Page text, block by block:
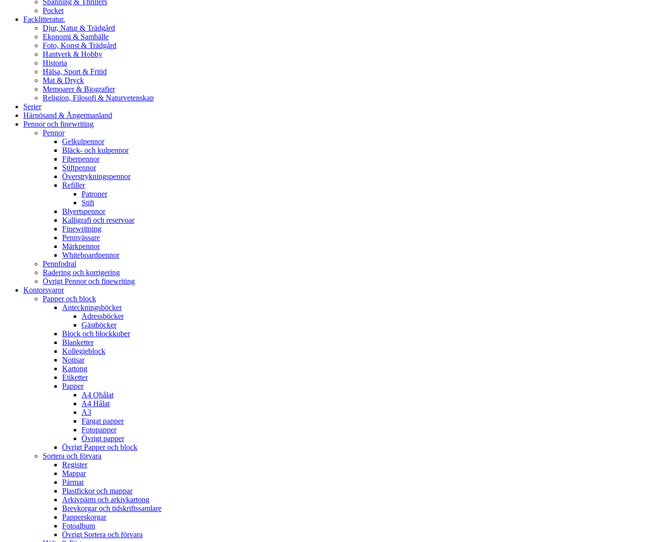
Spänning & Thrillers
Pocket
Facklitteratur.
Djur, Natur & Trädgård
Ekonomi & Samhälle
Foto, Konst & Trädgård
Hantverk & Hobby
Historia
Hälsa, Sport & Fritid
Mat & Dryck
Memoarer & Biografier
Religion, Filosofi & Naturvetenskap
Serier
Härnösand & Ångermanland
Pennor och finewriting
Pennor
Gelkulpennor
Bläck- och kulpennor
Fiberpennor
Stiftpennor
Överstrykningspennor
Refiller
Patroner
Stift
Blyertspennor
Kalligrafi och reservoar
Finewritning
Pennvässare
Märkpennor
Whiteboardpennor
Pennfodral
Radering och korrigering
Övrigt Pennor och finewriting
Kontorsvaror
Papper och block
Anteckningsböcker
Adressböcker
Gästböcker
Block och blockkuber
Blanketter
Kollegieblock
Notisar
Kartong
Etiketter
Papper
A4 Ohålat
A4 Hålat
A3
Färgat papper
Fotopapper
Övrigt papper
Övrigt Papper och block
Sortera och förvara
Register
Mappar
Pärmar
Plastfickor och mappar
Arkivpärm och arkivkartong
Brevkorgar och tidskriftssamlare
Papperskorgar
Fotoalbum
Övrigt Sortera och förvara